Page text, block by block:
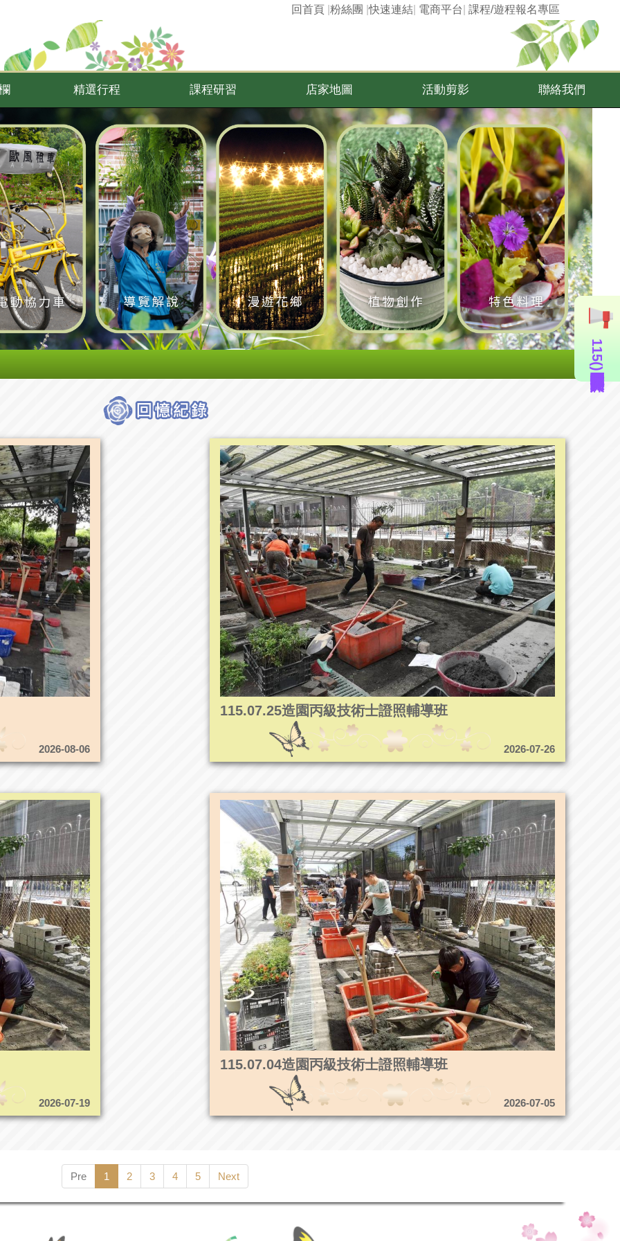
課程/遊程報名專區
電商平台
快速連結
粉絲團 |
回首頁
精選行程 課程研習 店家地圖 活動剪影 聯絡我們
2026-08-06
115.07.25造園丙級技術士證照輔導班
2026-07-26
2026-07-19
115.07.04造園丙級技術士證照輔導班
2026-07-05
Pre 1 2 3 4 5 Next
115年度造園景觀丙級技術士證照輔導班(即測即評周六班)